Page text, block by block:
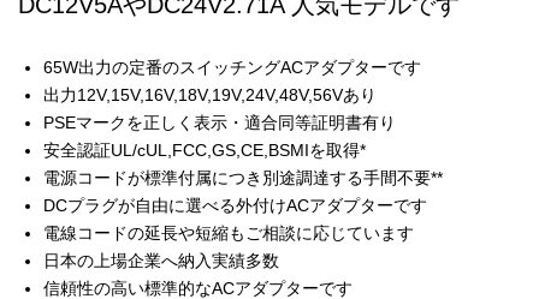
65W出力の定番のスイッチングACアダプターです
出力12V,15V,16V,18V,19V,24V,48V,56Vあり
PSEマークを正しく表示・適合同等証明書有り
安全認証UL/cUL,FCC,GS,CE,BSMIを取得*
電源コードが標準付属につき別途調達する手間不要**
DCプラグが自由に選べる外付けACアダプターです
電線コードの延長や短縮もご相談に応じています
日本の上場企業へ納入実績多数
信頼性の高い標準的なACアダプターです